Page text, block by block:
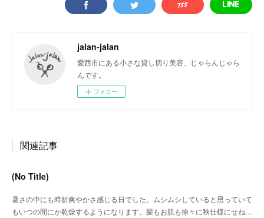
jalan-jalan
愛西市にある小さな貸し切り美容、じゃらんじゃら
んです。
フォロー
関連記事
(No Title)
暑さの中にも時折爽やかさ感じる日でした。ムシムシしていると思っていて
もいつの間にか乾燥するようになります。髪もお肌も徐々に秋仕様にせね…